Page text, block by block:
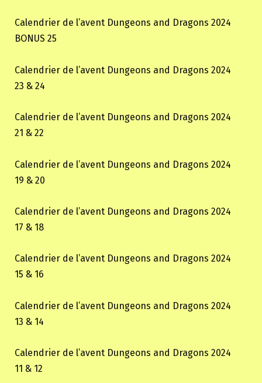
Calendrier de l’avent Dungeons and Dragons 2024
BONUS 25
Calendrier de l’avent Dungeons and Dragons 2024
23 & 24
Calendrier de l’avent Dungeons and Dragons 2024
21 & 22
Calendrier de l’avent Dungeons and Dragons 2024
19 & 20
Calendrier de l’avent Dungeons and Dragons 2024
17 & 18
Calendrier de l’avent Dungeons and Dragons 2024
15 & 16
Calendrier de l’avent Dungeons and Dragons 2024
13 & 14
Calendrier de l’avent Dungeons and Dragons 2024
11 & 12